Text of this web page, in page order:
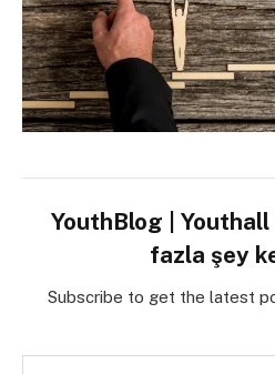
YouthBlog |
fazla şey
Subscribe to get the latest
E-postanızı yazın…